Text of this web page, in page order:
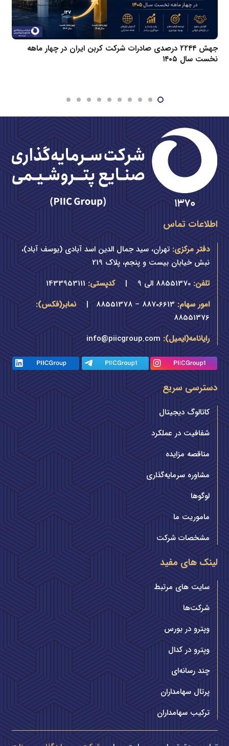
جهش ۲۲۴۴ درصدی صادرات شرکت کربن ایران در چهار ماهه
نخست سال ۱۴۰۵
اطلاعات تماس
دفتر مرکزی: تهران، سید جمال الدین اسد آبادی (یوسف آباد)،
نبش خیابان بیست و پنجم، پلاک 219
تلفن: 88551370 الی 9 | کدپستی: 1433953111
امور سهام: 88706613 – 88551378 |
نمابر(فکس):
88551376
رایانامه(ایمیل): info@piicgroup.com
دسترسی سریع
کاتالوگ دیجیتال
شفافیت در عملکرد
مناقصه مزایده
مشاوره سرمایه‌گذاری
لوگوها
ماموریت ما
مشخصات شرکت
لینک های مفید
سایت های مرتبط
شرکت‌ها
وپترو در بورس
وپترو در کدال
چند رسانه‌ای
پرتال سهامداران
ترکیب سهامداران